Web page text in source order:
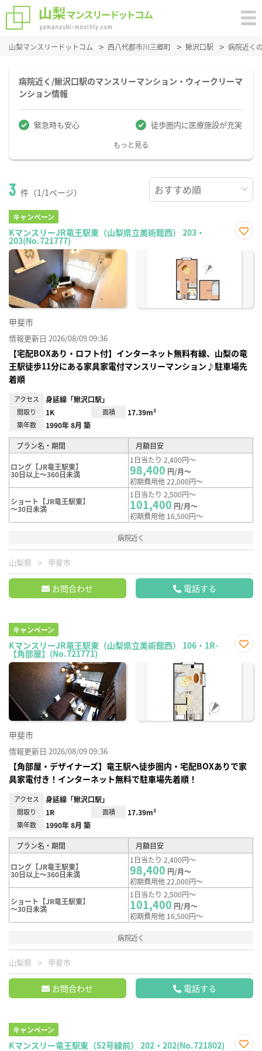
山梨マンスリードットコム 西八代郡市川三郷町 鰍沢口駅 病院近く
病院近く/鰍沢口駅のマンスリーマンション・ウィークリーマ
ンション情報
緊急時も安心 徒歩圏内に医療施設が充実
もっと見る
3 件（1/1ページ）
キャンペーン
KマンスリーJR竜王駅東（山梨県立美術館西） 203・
203(No.721777)
に入
甲斐市
情報更新日 2026/08/09 09:36
【宅配BOXあり・ロフト付】インターネット無料有線、山梨の竜
王駅徒歩11分にある家具家電付マンスリーマンション♪駐車場先
着順
アクセス 身延線「鰍沢口駅」
間取り 1K 面積 17.39m²
築年数 1990年 8月 築
プラン名・期間 月額目安
ロング【JR竜王駅東】
30日以上～360日未満
1日当たり 2,400円～
98,400 円/月～
初期費用他 22,000円～
ショート【JR竜王駅東】
～30日未満
1日当たり 2,500円～
101,400 円/月～
初期費用他 16,500円～
病院近く
山梨県 甲斐市
お問合わせ 電話する
キャンペーン
KマンスリーJR竜王駅東（山梨県立美術館西） 106・1R-
【角部屋】(No.721771)
に入
甲斐市
情報更新日 2026/08/09 09:36
【角部屋・デザイナーズ】竜王駅へ徒歩圏内・宅配BOXありで家
具家電付き！インターネット無料で駐車場先着順！
アクセス 身延線「鰍沢口駅」
間取り 1R 面積 17.39m²
築年数 1990年 8月 築
プラン名・期間 月額目安
ロング【JR竜王駅東】
30日以上～360日未満
1日当たり 2,400円～
98,400 円/月～
初期費用他 22,000円～
ショート【JR竜王駅東】
～30日未満
1日当たり 2,500円～
101,400 円/月～
初期費用他 16,500円～
病院近く
山梨県 甲斐市
お問合わせ 電話する
キャンペーン
Kマンスリー竜王駅東（52号線前） 202・202(No.721802)